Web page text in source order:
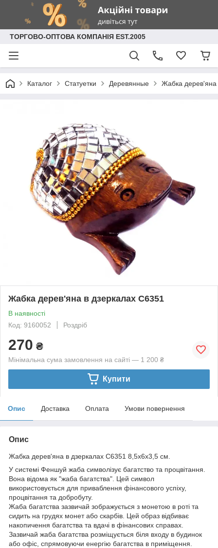
ТОРГОВО-ОПТОВА КОМПАНІЯ EST.2005
Каталог Статуетки Деревянные Жабка дерев'яна
Жабка дерев'яна в дзеркалах С6351
В наявності
Код: 9160052
Роздріб
270 ₴
Мінімальна сума замовлення на сайті — 1 200 ₴
Купити
Опис Доставка Оплата Умови повернення
Опис
Жабка дерев'яна в дзеркалах С6351 8,5х6х3,5 см.
У системі Феншуй жаба символізує багатство та процвітання.
Вона відома як "жаба багатства". Цей символ
використовується для приваблення фінансового успіху,
процвітання та добробуту.
Жаба багатства зазвичай зображується з монетою в роті та
сидить на грудях монет або скарбів. Цей образ відбиває
накопичення багатства та вдачі в фінансових справах.
Зазвичай жаба багатства розміщується біля входу в будинок
або офіс, спрямовуючи енергію багатства в приміщення.